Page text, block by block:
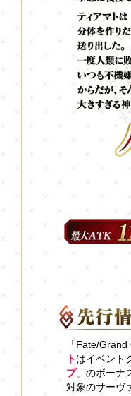
「Fate/
トはイベント
プ」のボーナ
対象のサーヴ